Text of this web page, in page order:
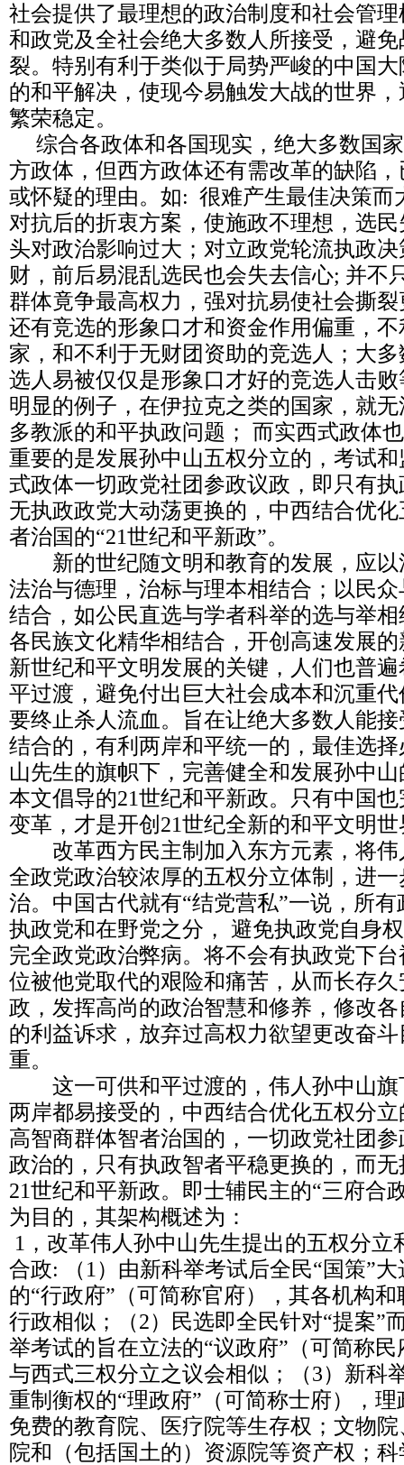
社会提供了最理想的政治制度和社会管
和政党及全社会绝大多数人所接受，避
裂。特别有利于类似于局势严峻的中国
的和平解决，使现今易触发大战的世界
繁荣稳定。
综合各政体和各国现实，绝大多数国
方政体，但西方政体还有需改革的缺陷
或怀疑的理由。如: 很难产生最佳决策而
对抗后的折衷方案，使施政不理想，选
头对政治影响过大；对立政党轮流执政
财，前后易混乱选民也会失去信心; 并不
群体竟争最高权力，强对抗易使社会撕
还有竞选的形象口才和资金作用偏重，
家，和不利于无财团资助的竞选人；大
选人易被仅仅是形象口才好的竞选人击
明显的例子，在伊拉克之类的国家，就
多教派的和平执政问题； 而实西式政体
重要的是发展孙中山五权分立的，考试
式政体一切政党社团参政议政，即只有
无执政政党大动荡更换的，中西结合优
者治国的“21世纪和平新政”。
新的世纪随文明和教育的发展，应以
法治与德理，治标与理本相结合；以民
结合，如公民直选与学者科举的选与举
各民族文化精华相结合，开创高速发展
新世纪和平文明发展的关键，人们也普
平过渡，避免付出巨大社会成本和沉重
要终止杀人流血。旨在让绝大多数人能
结合的，有利两岸和平统一的，最佳选
山先生的旗帜下，完善健全和发展孙中
本文倡导的21世纪和平新政。只有中国
变革，才是开创21世纪全新的和平文明
改革西方民主制加入东方元素，将伟
全政党政治较浓厚的五权分立体制，进
治。中国古代就有“结党营私”一说，所
执政党和在野党之分， 避免执政党自身
完全政党政治弊病。将不会有执政党下
位被他党取代的艰险和痛苦，从而长存
政，发挥高尚的政治智慧和修养，修改
的利益诉求，放弃过高权力欲望更改奋
重。
这一可供和平过渡的，伟人孙中山旗
两岸都易接受的，中西结合优化五权分
高智商群体智者治国的，一切政党社团
政治的，只有执政智者平稳更换的，而
21世纪和平新政。即士辅民主的“三府合
为目的，其架构概述为：
1，改革伟人孙中山先生提出的五权分立
合政: （1）由新科举考试后全民“国策”
的“行政府”（可简称官府），其各机构
行政相似；（2）民选即全民针对“提案”
举考试的旨在立法的“议政府”（可简称
与西式三权分立之议会相似；（3）新科
重制衡权的“理政府”（可简称士府），
免费的教育院、医疗院等生存权；文物
院和（包括国土的）资源院等资产权；